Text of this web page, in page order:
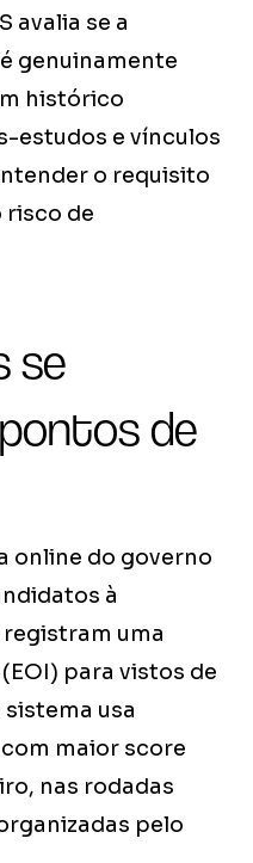
avalia se a
genuinamente
histórico
estudos e vínculos
o requisito
risco de
se
de
online do governo
à
uma
para vistos de
usa
maior score
nas rodadas
pelo